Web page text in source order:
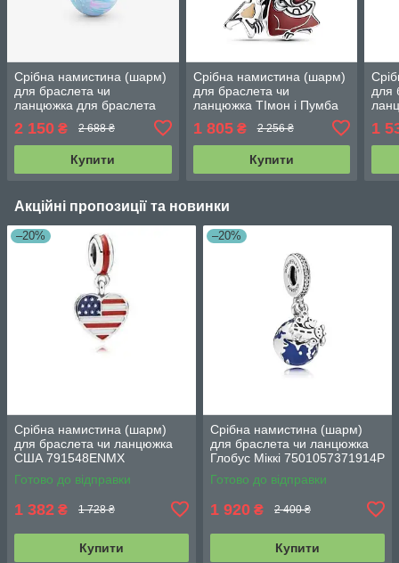
Срібна намистина (шарм)
для браслета чи
ланцюжка для браслета
791691C01
2 150 ₴ 2 688 ₴
Купити
Срібна намистина (шарм)
для браслета чи
ланцюжка ТІмон і Пумба
1 805₴ 2 256 ₴
Купити
для
1
Акційні пропозиції та новинки
–20%
Срібна намистина (шарм)
для браслета чи ланцюжка
США 791548ENMX
Готово до відправки
1 382 ₴ 1 728 ₴
Купити
–20%
Срібна намистина (шарм)
для браслета чи ланцюжка
Глобус Міккі 7501057371914P
Готово до відправки
1 920 ₴ 2 400 ₴
Купити